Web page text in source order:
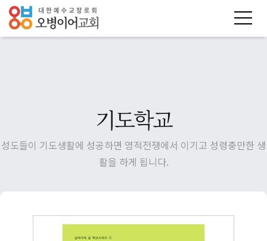
기도학교
성도들이 기도생활에 성공하면 영적전쟁에서 이기고 성령충만한 생
활을 하게 됩니다.